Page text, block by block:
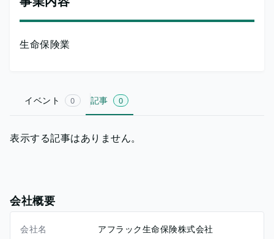
生命保険業
イベント 0 記事 0
表示する記事はありません。
会社概要
会社名 アフラック生命保険株式会社